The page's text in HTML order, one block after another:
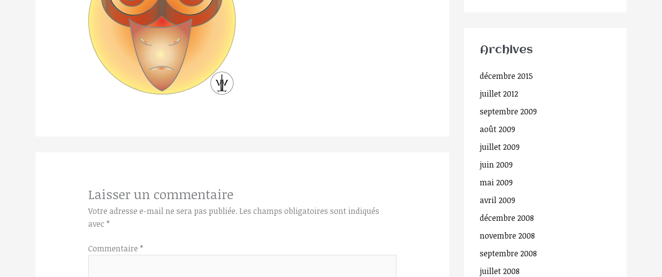
Laisser un commentaire
Votre adresse e-mail ne sera pas publiée. Les champs obligatoires sont indiqués
avec *
Commentaire *
e
c
h
e
r
:
Archives
décembre 2015
juillet 2012
septembre 2009
août 2009
juillet 2009
juin 2009
mai 2009
avril 2009
décembre 2008
novembre 2008
septembre 2008
juillet 2008